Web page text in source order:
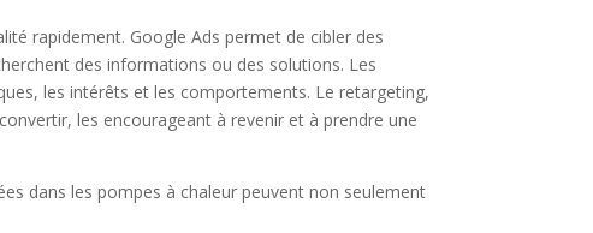
rapidement. Google Ads permet de cibler des
des informations ou des solutions. Les
les intérêts et les comportements. Le retargeting,
les encourageant à revenir et à prendre une
dans les pompes à chaleur peuvent non seulement